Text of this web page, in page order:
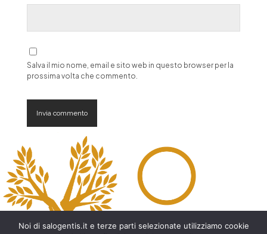
Salva il mio nome, email e sito web in questo browser per la
prossima volta che commento.
A
l
t
e
r
n
a
i
Noi di salogentis.it e terze parti selezionate utilizziamo cookie